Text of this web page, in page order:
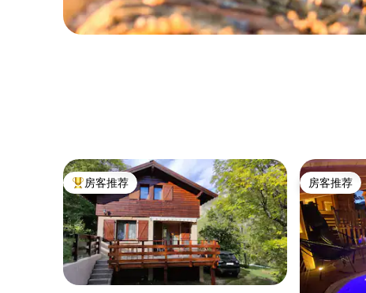
热门「房客推荐」
房客推荐 房客推荐
房客推荐